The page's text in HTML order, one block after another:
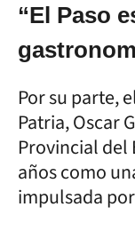
“El Paso
Por su parte,
Patria, Oscar
Provincial del
años como
impulsada